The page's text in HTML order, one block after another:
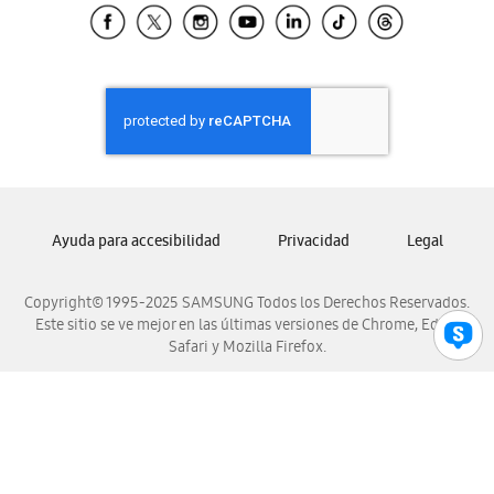
Samsung El Salvador
Samsung Honduras
Samsung Nicaragua
Samsung Panamá
Samsung Venezuela
Copyright© 1995-2025 SAMSUNG Todos los Derechos Reservados.
Este sitio se ve mejor en las últimas versiones de Chrome, Edge,
Safari y Mozilla Firefox.
Ayuda para accesibilidad Privacidad Legal